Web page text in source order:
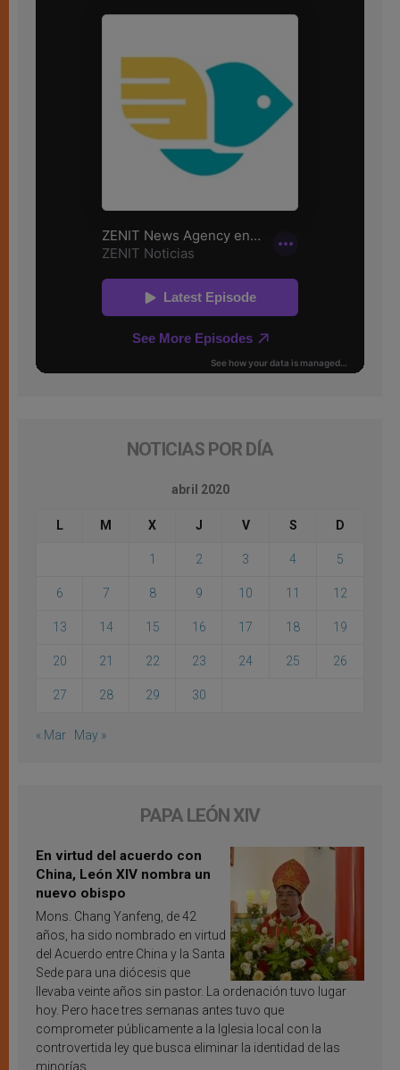
NOTICIAS POR DÍA
abril 2020
L M X J V S D
1 2 3 4 5
6 7 8 9 10 11 12
13 14 15 16 17 18 19
20 21 22 23 24 25 26
27 28 29 30
« Mar May »
PAPA LEÓN XIV
En virtud del acuerdo con
China, León XIV nombra un
nuevo obispo
Mons. Chang Yanfeng, de 42
años, ha sido nombrado en virtud
del Acuerdo entre China y la Santa
Sede para una diócesis que
llevaba veinte años sin pastor. La ordenación tuvo lugar
hoy. Pero hace tres semanas antes tuvo que
comprometer públicamente a la Iglesia local con la
controvertida ley que busca eliminar la identidad de las
minorías.